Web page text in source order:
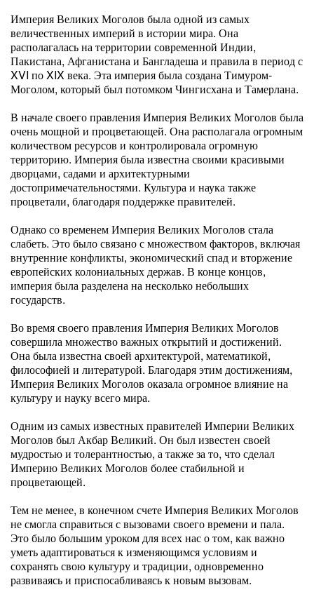
Империя Великих Моголов была одной из самых
величественных империй в истории мира. Она
располагалась на территории современной Индии,
Пакистана, Афганистана и Бангладеша и правила в период с
XVI по XIX века. Эта империя была создана Тимуром-
Моголом, который был потомком Чингисхана и Тамерлана.
В начале своего правления Империя Великих Моголов была
очень мощной и процветающей. Она располагала огромным
количеством ресурсов и контролировала огромную
территорию. Империя была известна своими красивыми
дворцами, садами и архитектурными
достопримечательностями. Культура и наука также
процветали, благодаря поддержке правителей.
Однако со временем Империя Великих Моголов стала
слабеть. Это было связано с множеством факторов, включая
внутренние конфликты, экономический спад и вторжение
европейских колониальных держав. В конце концов,
империя была разделена на несколько небольших
государств.
Во время своего правления Империя Великих Моголов
совершила множество важных открытий и достижений.
Она была известна своей архитектурой, математикой,
философией и литературой. Благодаря этим достижениям,
Империя Великих Моголов оказала огромное влияние на
культуру и науку всего мира.
Одним из самых известных правителей Империи Великих
Моголов был Акбар Великий. Он был известен своей
мудростью и толерантностью, а также за то, что сделал
Империю Великих Моголов более стабильной и
процветающей.
Тем не менее, в конечном счете Империя Великих Моголов
не смогла справиться с вызовами своего времени и пала.
Это было большим уроком для всех нас о том, как важно
уметь адаптироваться к изменяющимся условиям и
сохранять свою культуру и традиции, одновременно
развиваясь и приспосабливаясь к новым вызовам.